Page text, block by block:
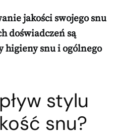
jakości swojego snu
doświadczeń są
higieny snu i ogólnego
stylu
snu?